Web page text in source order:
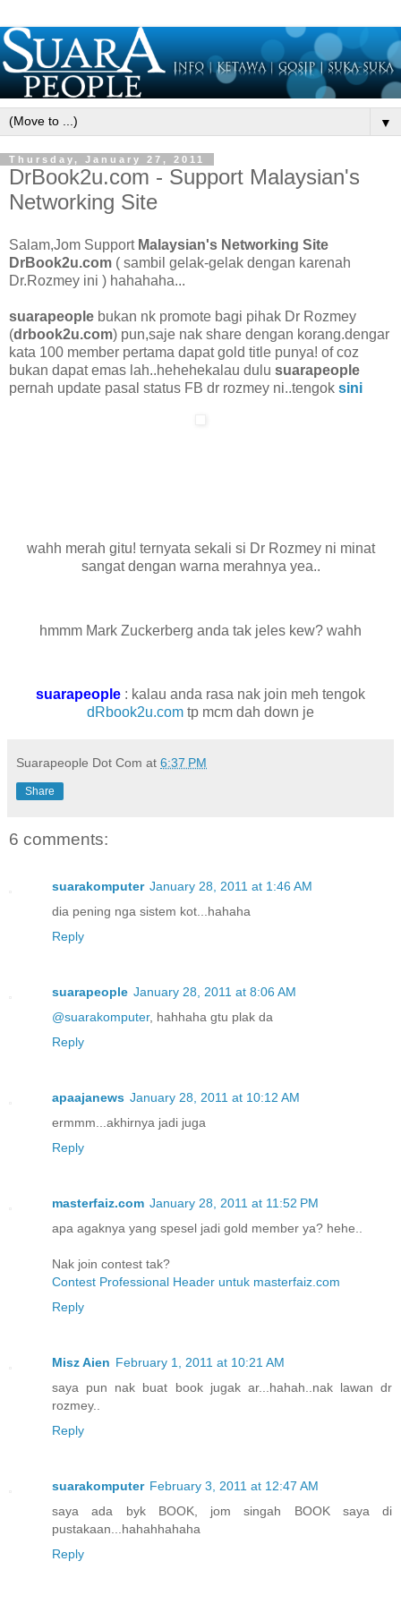
▼
Thursday, January 27, 2011
DrBook2u.com - Support Malaysian's
Networking Site
Salam,Jom Support Malaysian's Networking Site
DrBook2u.com ( sambil gelak-gelak dengan karenah
Dr.Rozmey ini ) hahahaha...
suarapeople bukan nk promote bagi pihak Dr Rozmey
(drbook2u.com) pun,saje nak share dengan korang.dengar
kata 100 member pertama dapat gold title punya! of coz
bukan dapat emas lah..hehehekalau dulu suarapeople
pernah update pasal status FB dr rozmey ni..tengok sini
wahh merah gitu! ternyata sekali si Dr Rozmey ni minat
sangat dengan warna merahnya yea..
hmmm Mark Zuckerberg anda tak jeles kew? wahh
suarapeople : kalau anda rasa nak join meh tengok
dRbook2u.com tp mcm dah down je
Suarapeople Dot Com at 6:37 PM
Share
6 comments:
suarakomputer January 28, 2011 at 1:46 AM
dia pening nga sistem kot...hahaha
Reply
suarapeople January 28, 2011 at 8:06 AM
@suarakomputer, hahhaha gtu plak da
Reply
apaajanews January 28, 2011 at 10:12 AM
ermmm...akhirnya jadi juga
Reply
masterfaiz.com January 28, 2011 at 11:52 PM
apa agaknya yang spesel jadi gold member ya? hehe..
Nak join contest tak?
Contest Professional Header untuk masterfaiz.com
Reply
Misz Aien February 1, 2011 at 10:21 AM
saya pun nak buat book jugak ar...hahah..nak lawan dr
rozmey..
Reply
suarakomputer February 3, 2011 at 12:47 AM
saya ada byk BOOK, jom singah BOOK saya di
pustakaan...hahahhahaha
Reply